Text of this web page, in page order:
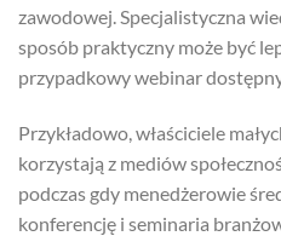
zawodowej. Specjalistyczna
sposób praktyczny może być
przypadkowy webinar
Przykładowo, właściciele
korzystają z mediów
podczas gdy menedżerowie
konferencję i seminaria